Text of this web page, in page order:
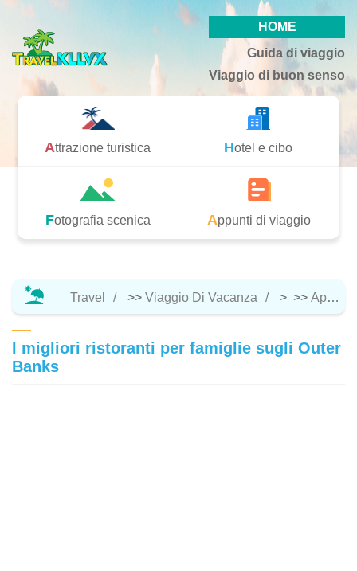
HOME
Guida di viaggio
Viaggio di buon senso
Attrazione turistica Hotel e cibo
Fotografia scenica Appunti di viaggio
Travel >> Viaggio Di Vacanza > >> Appunti Di Viaggio
I migliori ristoranti per famiglie sugli Outer
Banks